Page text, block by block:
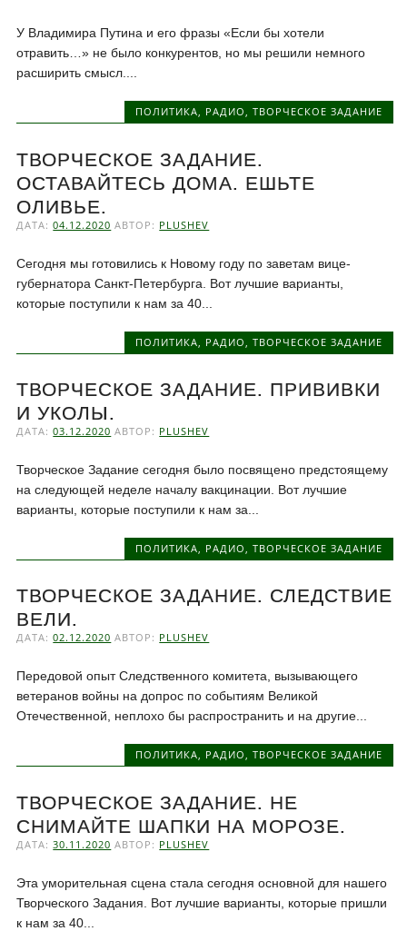
У Владимира Путина и его фразы «Если бы хотели
отравить…» не было конкурентов, но мы решили немного
расширить смысл....
ПОЛИТИКА, РАДИО, ТВОРЧЕСКОЕ ЗАДАНИЕ
ТВОРЧЕСКОЕ ЗАДАНИЕ.
ОСТАВАЙТЕСЬ ДОМА. ЕШЬТЕ
ОЛИВЬЕ.
ДАТА:04.12.2020 АВТОР: PLUSHEV
Сегодня мы готовились к Новому году по заветам вице-
губернатора Санкт-Петербурга. Вот лучшие варианты,
которые поступили к нам за 40...
ПОЛИТИКА РАДИО ТВОРЧЕСКОЕ ЗАДАНИЕ
ТВОРЧЕСКОЕ ЗАДАНИЕ. ПРИВИВКИ
И УКОЛЫ.
ДАТА:03.12.2020 АВТОР: PLUSHEV
Творческое Задание сегодня было посвящено предстоящему
на следующей неделе началу вакцинации. Вот лучшие
варианты, которые поступили к нам за...
ПОЛИТИКА, РАДИО, ТВОРЧЕСКОЕ ЗАДАНИЕ
ТВОРЧЕСКОЕ ЗАДАНИЕ. СЛЕДСТВИЕ
ВЕЛИ.
ДАТА:02.12.2020 АВТОР: PLUSHEV
Передовой опыт Следственного комитета, вызывающего
ветеранов войны на допрос по событиям Великой
Отечественной, неплохо бы распространить и на другие...
ПОЛИТИКА, РАДИО, ТВОРЧЕСКОЕ ЗАДАНИЕ
ТВОРЧЕСКОЕ ЗАДАНИЕ. НЕ
СНИМАЙТЕ ШАПКИ НА МОРОЗЕ.
ДАТА:30.11.2020 АВТОР: PLUSHEV
Эта уморительная сцена стала сегодня основной для нашего
Творческого Задания. Вот лучшие варианты, которые пришли
к нам за 40...